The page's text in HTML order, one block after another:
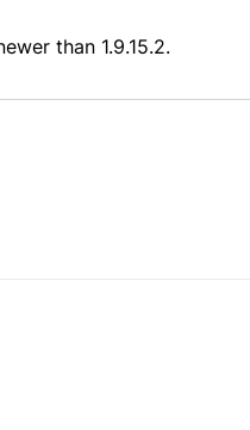
than 1.9.15.2.